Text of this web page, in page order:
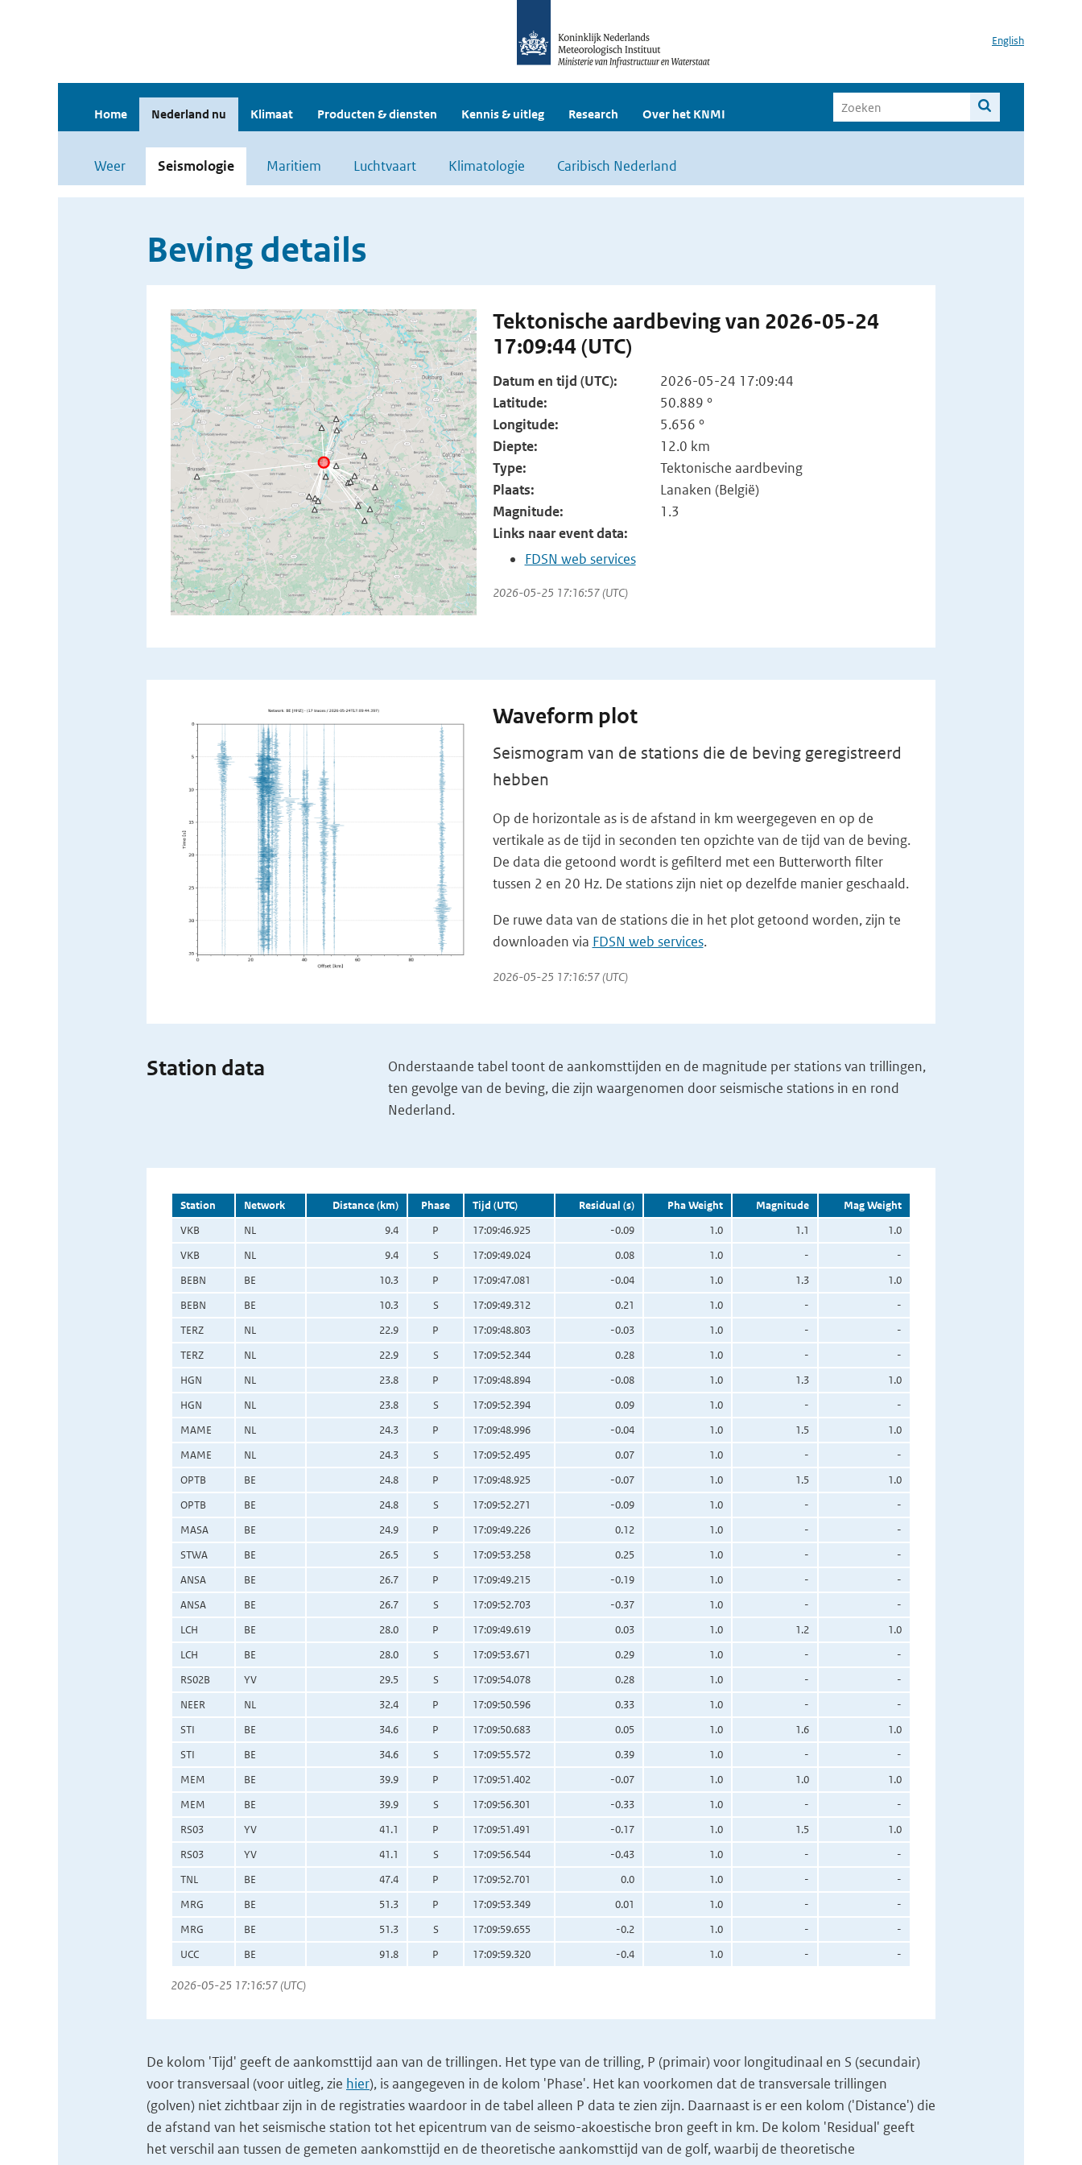
English
Home Nederland nu Klimaat Producten & diensten Kennis & uitleg Research Over het KNMI
Weer Seismologie Maritiem Luchtvaart Klimatologie Caribisch Nederland
Beving details
Tektonische aardbeving van 2026-05-24
17:09:44 (UTC)
Datum en tijd (UTC):
2026-05-24 17:09:44
Latitude:
50.889 °
Longitude:
5.656 °
Diepte:
12.0 km
Type:
Tektonische aardbeving
Plaats:
Lanaken (België)
Magnitude:
1.3
Links naar event data:
FDSN web services
2026-05-25 17:16:57 (UTC)
Waveform plot
Seismogram van de stations die de beving geregistreerd
hebben
Op de horizontale as is de afstand in km weergegeven en op de
vertikale as de tijd in seconden ten opzichte van de tijd van de beving.
De data die getoond wordt is gefilterd met een Butterworth filter
tussen 2 en 20 Hz. De stations zijn niet op dezelfde manier geschaald.
De ruwe data van de stations die in het plot getoond worden, zijn te
downloaden via FDSN web services.
2026-05-25 17:16:57 (UTC)
Station data
Onderstaande tabel toont de aankomsttijden en de magnitude per stations van trillingen,
ten gevolge van de beving, die zijn waargenomen door seismische stations in en rond
Nederland.
Station Network Distance (km) Phase Tijd (UTC) Residual (s) Pha Weight Magnitude
Mag Weight
VKB
NL 9.4 P 17:09:46.925 -0.09 1.0 1.1
1.0
VKB
NL 9.4 S 17:09:49.024 0.08 1.0 -
-
BEBN
BE 10.3 P 17:09:47.081 -0.04 1.0 1.3
1.0
BEBN
BE 10.3 S 17:09:49.312 0.21 1.0 -
-
TERZ
NL 22.9 P 17:09:48.803 -0.03 1.0 -
-
TERZ
NL 22.9 S 17:09:52.344 0.28 1.0 -
-
HGN
NL 23.8 P 17:09:48.894 -0.08 1.0 1.3
1.0
HGN
NL 23.8 S 17:09:52.394 0.09 1.0 -
-
MAME
NL 24.3 P 17:09:48.996 -0.04 1.0 1.5
1.0
MAME
NL 24.3 S 17:09:52.495 0.07 1.0 -
-
OPTB
BE 24.8 P 17:09:48.925 -0.07 1.0 1.5
1.0
OPTB
BE 24.8 S 17:09:52.271 -0.09 1.0 -
-
MASA
BE 24.9 P 17:09:49.226 0.12 1.0 -
-
STWA
BE 26.5 S 17:09:53.258 0.25 1.0 -
-
ANSA
BE 26.7 P 17:09:49.215 -0.19 1.0 -
-
ANSA
BE 26.7 S 17:09:52.703 -0.37 1.0 -
-
LCH
BE 28.0 P 17:09:49.619 0.03 1.0 1.2
1.0
LCH
BE 28.0 S 17:09:53.671 0.29 1.0 -
-
RS02B
YV 29.5 S 17:09:54.078 0.28 1.0 -
-
NEER
NL 32.4 P 17:09:50.596 0.33 1.0 -
-
STI
BE 34.6 P 17:09:50.683 0.05 1.0 1.6
1.0
STI
BE 34.6 S 17:09:55.572 0.39 1.0 -
-
MEM
BE 39.9 P 17:09:51.402 -0.07 1.0 1.0
1.0
MEM
BE 39.9 S 17:09:56.301 -0.33 1.0 -
-
RS03
YV 41.1 P 17:09:51.491 -0.17 1.0 1.5
1.0
RS03
YV 41.1 S 17:09:56.544 -0.43 1.0 -
-
TNL
BE 47.4 P 17:09:52.701 0.0 1.0 -
-
MRG
BE 51.3 P 17:09:53.349 0.01 1.0 -
-
MRG
BE 51.3 S 17:09:59.655 -0.2 1.0 -
-
UCC
BE 91.8 P 17:09:59.320 -0.4 1.0 - -
2026-05-25 17:16:57 (UTC)
De kolom 'Tijd' geeft de aankomsttijd aan van de trillingen. Het type van de trilling, P (primair) voor longitudinaal en S (secundair)
voor transversaal (voor uitleg, zie hier), is aangegeven in de kolom 'Phase'. Het kan voorkomen dat de transversale trillingen
(golven) niet zichtbaar zijn in de registraties waardoor in de tabel alleen P data te zien zijn. Daarnaast is er een kolom ('Distance') die
de afstand van het seismische station tot het epicentrum van de seismo-akoestische bron geeft in km. De kolom 'Residual' geeft
het verschil aan tussen de gemeten aankomsttijd en de theoretische aankomsttijd van de golf, waarbij de theoretische